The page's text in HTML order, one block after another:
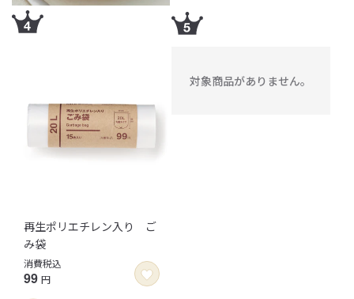
再生ポリエチレン入り ご
み袋
消費税込
99 円
対象商品がありません。